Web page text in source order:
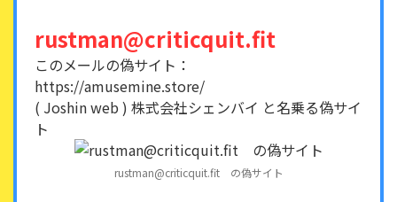
rustman@criticquit.fit
このメールの偽サイト：
https://amusemine.store/
( Joshin web ) 株式会社シェンバイ と名乗る偽サイ
ト
rustman@criticquit.fit の偽サイト